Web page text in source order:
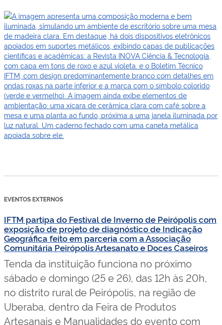
EVENTOS EXTERNOS
IFTM partipa do Festival de Inverno de Peirópolis com
exposição de projeto de diagnóstico de Indicação
Geográfica feito em parceria com a Associação
Comunitária Peirópolis Artesanato e Doces Caseiros
Tenda da instituição funciona no próximo
sábado e domingo (25 e 26), das 12h às 20h,
no distrito rural de Peirópolis, na região de
Uberaba, dentro da Feira de Produtos
Artesanais e Manualidades do evento com